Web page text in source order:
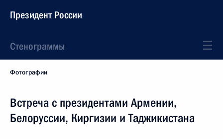
Президент России
Стенограммы
Фотографии
Встреча с президентами Армении,
Белоруссии, Киргизии и Таджикистана